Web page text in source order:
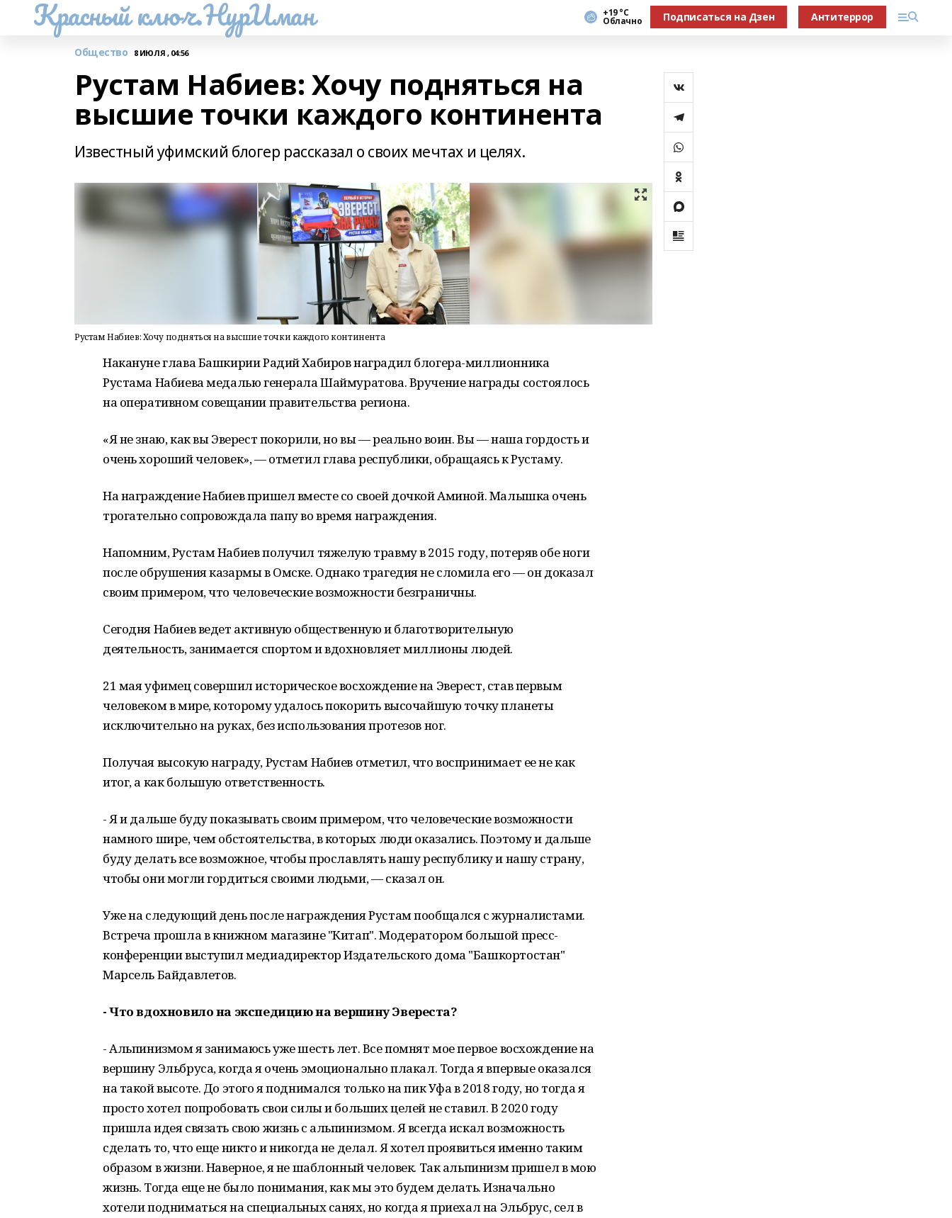
Красный ключ.НурИман +19 °С
Облачно Подписаться на Дзен Антитеррор
Общество 8 ИЮЛЯ , 04:56
Рустам Набиев: Хочу подняться на
высшие точки каждого континента
Известный уфимский блогер рассказал о своих мечтах и целях.
Рустам Набиев: Хочу подняться на высшие точки каждого континента
Накануне глава Башкирии Радий Хабиров наградил блогера-миллионника
Рустама Набиева медалью генерала Шаймуратова. Вручение награды состоялось
на оперативном совещании правительства региона.
«Я не знаю, как вы Эверест покорили, но вы — реально воин. Вы — наша гордость и
очень хороший человек», — отметил глава республики, обращаясь к Рустаму.
На награждение Набиев пришел вместе со своей дочкой Аминой. Малышка очень
трогательно сопровождала папу во время награждения.
Напомним, Рустам Набиев получил тяжелую травму в 2015 году, потеряв обе ноги
после обрушения казармы в Омске. Однако трагедия не сломила его — он доказал
своим примером, что человеческие возможности безграничны.
Сегодня Набиев ведет активную общественную и благотворительную
деятельность, занимается спортом и вдохновляет миллионы людей.
21 мая уфимец совершил историческое восхождение на Эверест, став первым
человеком в мире, которому удалось покорить высочайшую точку планеты
исключительно на руках, без использования протезов ног.
Получая высокую награду, Рустам Набиев отметил, что воспринимает ее не как
итог, а как большую ответственность.
- Я и дальше буду показывать своим примером, что человеческие возможности
намного шире, чем обстоятельства, в которых люди оказались. Поэтому и дальше
буду делать все возможное, чтобы прославлять нашу республику и нашу страну,
чтобы они могли гордиться своими людьми, — сказал он.
Уже на следующий день после награждения Рустам пообщался с журналистами.
Встреча прошла в книжном магазине "Китап". Модератором большой пресс-
конференции выступил медиадиректор Издательского дома "Башкортостан"
Марсель Байдавлетов.
- Что вдохновило на экспедицию на вершину Эвереста?
- Альпинизмом я занимаюсь уже шесть лет. Все помнят мое первое восхождение на
вершину Эльбруса, когда я очень эмоционально плакал. Тогда я впервые оказался
на такой высоте. До этого я поднимался только на пик Уфа в 2018 году, но тогда я
просто хотел попробовать свои силы и больших целей не ставил. В 2020 году
пришла идея связать свою жизнь с альпинизмом. Я всегда искал возможность
сделать то, что еще никто и никогда не делал. Я хотел проявиться именно таким
образом в жизни. Наверное, я не шаблонный человек. Так альпинизм пришел в мою
жизнь. Тогда еще не было понимания, как мы это будем делать. Изначально
хотели подниматься на специальных санях, но когда я приехал на Эльбрус, сел в